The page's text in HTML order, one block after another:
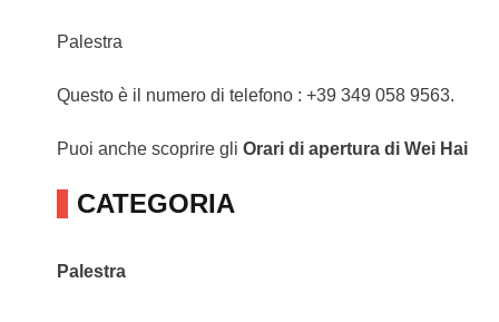
Palestra
Questo è il numero di telefono : +39 349 058 9563.
Puoi anche scoprire gli Orari di apertura di Wei Hai
CATEGORIA
Palestra